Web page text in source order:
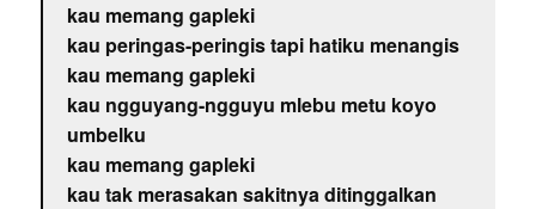
kau memang gapleki
kau peringas-peringis tapi hatiku menangis
kau memang gapleki
kau ngguyang-ngguyu mlebu metu koyo
umbelku
kau memang gapleki
kau tak merasakan sakitnya ditinggalkan